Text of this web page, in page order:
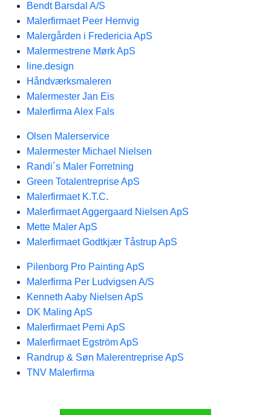
Bendt Barsdal A/S
Malerfirmaet Peer Hernvig
Malergården i Fredericia ApS
Malermestrene Mørk ApS
line.design
Håndværksmaleren
Malermester Jan Eis
Malerfirma Alex Fals
Olsen Malerservice
Malermester Michael Nielsen
Randi´s Maler Forretning
Green Totalentreprise ApS
Malerfirmaet K.T.C.
Malerfirmaet Aggergaard Nielsen ApS
Mette Maler ApS
Malerfirmaet Godtkjær Tåstrup ApS
Pilenborg Pro Painting ApS
Malerfirma Per Ludvigsen A/S
Kenneth Aaby Nielsen ApS
DK Maling ApS
Malerfirmaet Pemi ApS
Malerfirmaet Egström ApS
Randrup & Søn Malerentreprise ApS
TNV Malerfirma